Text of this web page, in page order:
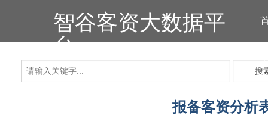
智谷客资大数据平
台
搜
报备客资分析